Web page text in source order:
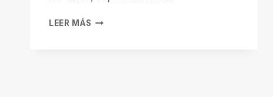
LEER MÁS HERRAMIENTAS